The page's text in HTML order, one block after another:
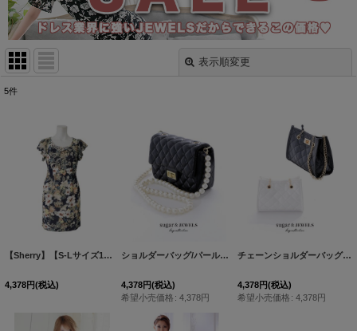
表示順変更
並び順:
絞り込む
5件
【Sherry】【S-Lサイズ1カラー】フラワープリントワンピース[HC02-U] [81501SDB2]
4,378円(税込)
ショルダーバッグ/パール紐/チェーン紐【Fサイズ/3カラー】[OF03] 【IM】
4,378円(税込)
希望小売価格 : 4,378円
チェーンショルダーバッグ【Fサイズ/2カラー】[OF04] 【IM】
4,378円(税込)
希望小売価格 : 4,378円